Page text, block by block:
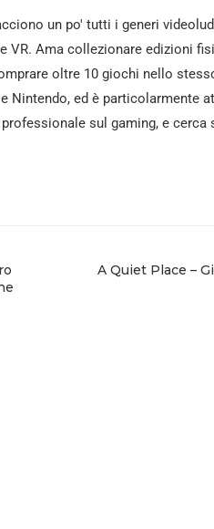
un po' tutti i generi
VR. Ama collezionare edizioni
oltre 10 giochi nello
Nintendo, ed è particolarmente
sul gaming, e
A Quiet Place –